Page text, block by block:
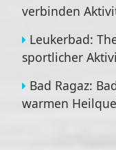
verbinden
Leukerbad:
sportlicher
Bad Ragaz:
warmen